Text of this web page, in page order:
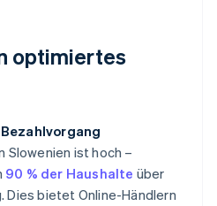
optimiertes
Slowenien ist hoch –
90 % der Haushalte über
Dies bietet Online-Händlern